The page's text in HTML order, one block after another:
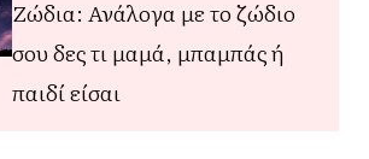
Ζώδια: Ανάλογα με το ζώδιο
σου δες τι μαμά, μπαμπάς ή
παιδί είσαι